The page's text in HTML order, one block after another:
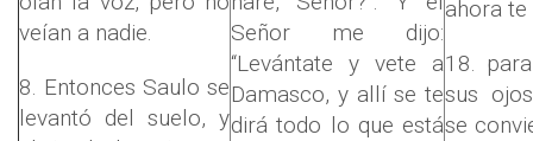
veían a nadie.
8. Entonces Saulo se
levantó del suelo, y
Señor me dijo:
“Levántate y vete a
Damasco, y allí se te
dirá todo lo que está
ahora
18.
sus
se